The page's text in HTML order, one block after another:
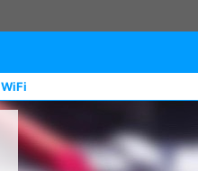
WiFi